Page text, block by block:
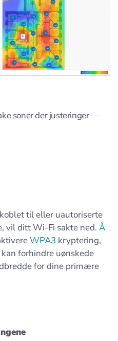
soner der justeringer —
til eller uautoriserte
vil ditt Wi-Fi sakte ned. Å
WPA3 kryptering,
forhindre uønskede
for dine primære